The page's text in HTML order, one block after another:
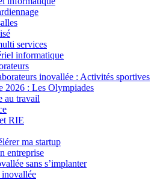
services
informatique
inovallée : Activités sportives
2026 : Les Olympiades
au travail
RIE
ma startup
entreprise
sans s’implanter